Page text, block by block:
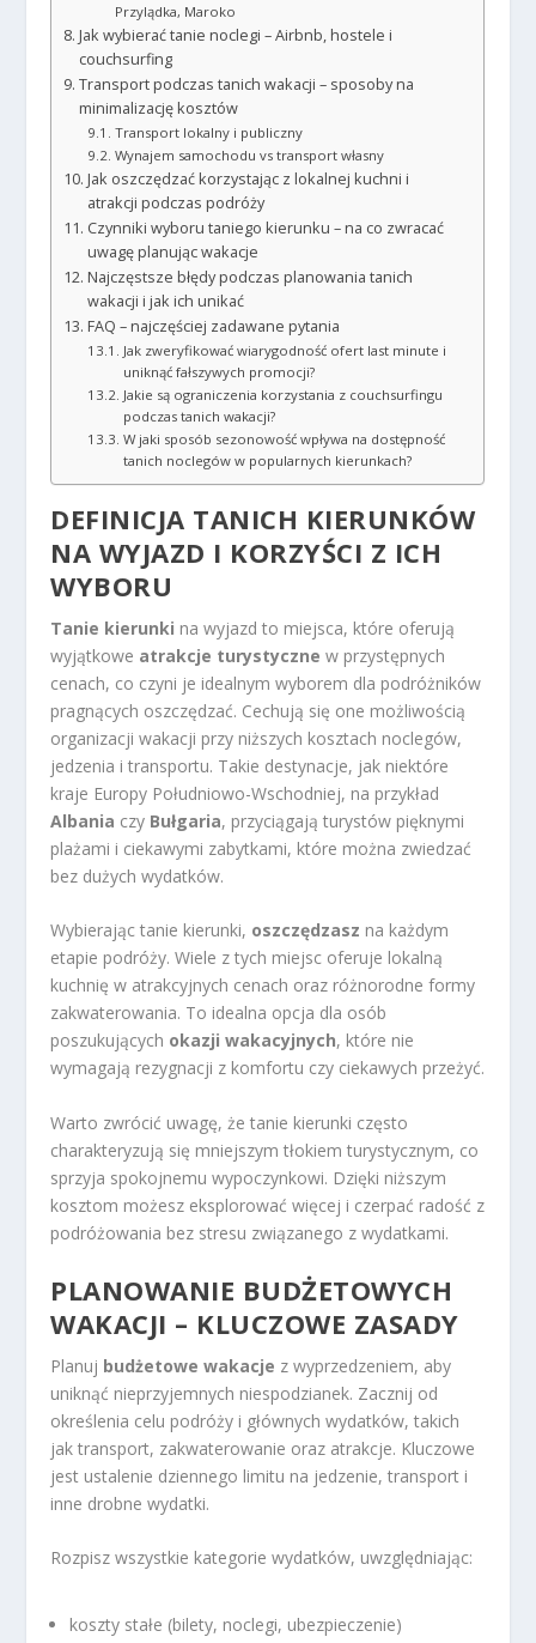
Przylądka, Maroko
Jak wybierać tanie noclegi – Airbnb, hostele i
couchsurfing
Transport podczas tanich wakacji – sposoby na
minimalizację kosztów
Transport lokalny i publiczny
Wynajem samochodu vs transport własny
Jak oszczędzać korzystając z lokalnej kuchni i
atrakcji podczas podróży
Czynniki wyboru taniego kierunku – na co zwracać
uwagę planując wakacje
Najczęstsze błędy podczas planowania tanich
wakacji i jak ich unikać
FAQ – najczęściej zadawane pytania
Jak zweryfikować wiarygodność ofert last minute i
uniknąć fałszywych promocji?
Jakie są ograniczenia korzystania z couchsurfingu
podczas tanich wakacji?
W jaki sposób sezonowość wpływa na dostępność
tanich noclegów w popularnych kierunkach?
DEFINICJA TANICH KIERUNKÓW
NA WYJAZD I KORZYŚCI Z ICH
WYBORU
Tanie kierunki na wyjazd to miejsca, które oferują
wyjątkowe atrakcje turystyczne w przystępnych
cenach, co czyni je idealnym wyborem dla podróżników
pragnących oszczędzać. Cechują się one możliwością
organizacji wakacji przy niższych kosztach noclegów,
jedzenia i transportu. Takie destynacje, jak niektóre
kraje Europy Południowo-Wschodniej, na przykład
Albania czy Bułgaria, przyciągają turystów pięknymi
plażami i ciekawymi zabytkami, które można zwiedzać
bez dużych wydatków.
Wybierając tanie kierunki, oszczędzasz na każdym
etapie podróży. Wiele z tych miejsc oferuje lokalną
kuchnię w atrakcyjnych cenach oraz różnorodne formy
zakwaterowania. To idealna opcja dla osób
poszukujących okazji wakacyjnych, które nie
wymagają rezygnacji z komfortu czy ciekawych przeżyć.
Warto zwrócić uwagę, że tanie kierunki często
charakteryzują się mniejszym tłokiem turystycznym, co
sprzyja spokojnemu wypoczynkowi. Dzięki niższym
kosztom możesz eksplorować więcej i czerpać radość z
podróżowania bez stresu związanego z wydatkami.
PLANOWANIE BUDŻETOWYCH
WAKACJI – KLUCZOWE ZASADY
Planuj budżetowe wakacje z wyprzedzeniem, aby
uniknąć nieprzyjemnych niespodzianek. Zacznij od
określenia celu podróży i głównych wydatków, takich
jak transport, zakwaterowanie oraz atrakcje. Kluczowe
jest ustalenie dziennego limitu na jedzenie, transport i
inne drobne wydatki.
Rozpisz wszystkie kategorie wydatków, uwzględniając:
koszty stałe (bilety, noclegi, ubezpieczenie)